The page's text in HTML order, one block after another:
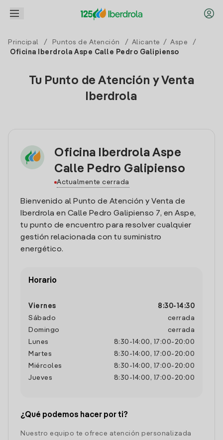
Principal / Puntos de Atención / Alicante / Aspe
/
Oficina Iberdrola Aspe Calle Pedro Galipienso
Tu Punto de Atención y Venta
Iberdrola
Oficina Iberdrola Aspe
Calle Pedro Galipienso
Actualmente cerrada
Bienvenido al Punto de Atención y Venta de
Iberdrola en Calle Pedro Galipienso 7, en Aspe,
tu punto de encuentro para resolver cualquier
gestión relacionada con tu suministro
energético.
Horario
Viernes 8:30- 14:30
Sábado
cerrada
Domingo
cerrada
Lunes
8:30 - 14:00 , 17:00- 20:00
Martes
8:30 - 14:00 , 17:00- 20:00
Miércoles
8:30 - 14:00 , 17:00- 20:00
Jueves
8:30 - 14:00 , 17:00- 20:00
¿Qué podemos hacer por ti?
Nuestro equipo te ofrece atención personalizada